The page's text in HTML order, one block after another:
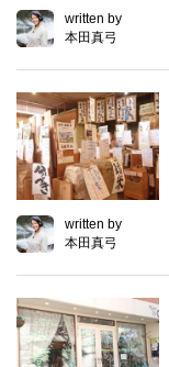
written by
本田真弓
written by
本田真弓